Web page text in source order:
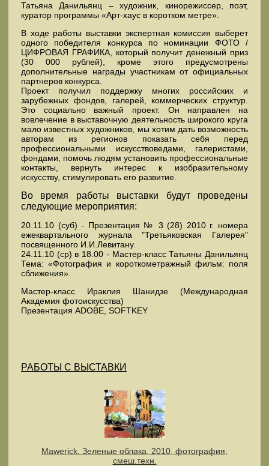
Татьяна Данильянц – художник, кинорежиссер, поэт,
куратор программы «Арт-хаус в коротком метре».
В ходе работы выставки экспертная комиссия выберет
одного победителя конкурса по номинации ФОТО /
ЦИФРОВАЯ ГРАФИКА, который получит денежный приз
(30 000 рублей), кроме этого предусмотрены
дополнительные награды участникам от официальных
партнеров конкурса.
Проект получил поддержку многих российских и
зарубежных фондов, галерей, коммерческих структур.
Это социально важный проект. Он направлен на
вовлечение в выставочную деятельность широкого круга
мало известных художников, мы хотим дать возможность
авторам из регионов показать себя перед
профессиональными искусствоведами, галеристами,
фондами, помочь людям установить профессиональные
контакты, вернуть интерес к изобразительному
искусству, стимулировать его развитие.
Во время работы выставки будут проведены
следующие мероприятия:
20.11.10 (суб) - Презентация № 3 (28) 2010 г. номера
ежеквартального журнала "Третьяковская Галерея"
посвященного И.И.Левитану.
24.11.10 (ср) в 18.00 - Мастер-класс Татьяны Данильянц
Тема: «Фотография и короткометражный фильм: поля
сближения».
Мастер-класс Ираклия Шанидзе (Международная
Академия фотоискусства)
Презентация ADOBE, SOFTKEY
РАБОТЫ С ВЫСТАВКИ
Mawerick. Зеленые облака, 2010, фотография,
смеш.техн.